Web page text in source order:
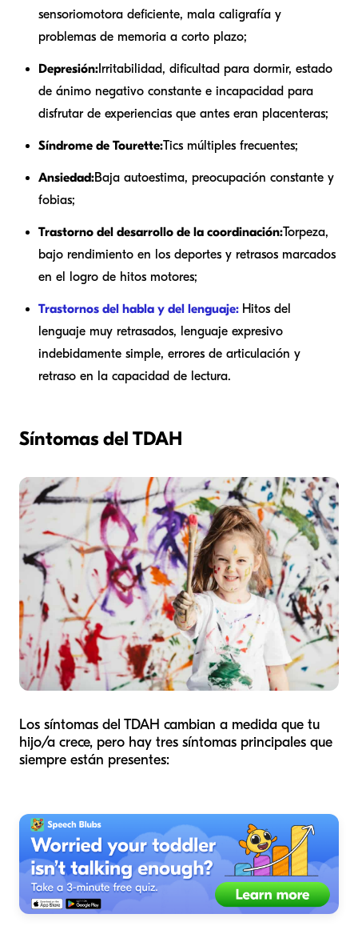
sensoriomotora deficiente, mala caligrafía y
problemas de memoria a corto plazo;
Depresión: Irritabilidad, dificultad para dormir, estado
de ánimo negativo constante e incapacidad para
disfrutar de experiencias que antes eran placenteras;
Síndrome de Tourette:Tics múltiples frecuentes;
Ansiedad:Baja autoestima, preocupación constante y
fobias;
Trastorno del desarrollo de la coordinación:Torpeza,
bajo rendimiento en los deportes y retrasos marcados
en el logro de hitos motores;
Trastornos del habla y del lenguaje: Hitos del
lenguaje muy retrasados, lenguaje expresivo
indebidamente simple, errores de articulación y
retraso en la capacidad de lectura.
Síntomas del TDAH
Los síntomas del TDAH cambian a medida que tu
hijo/a crece, pero hay tres síntomas principales que
siempre están presentes: